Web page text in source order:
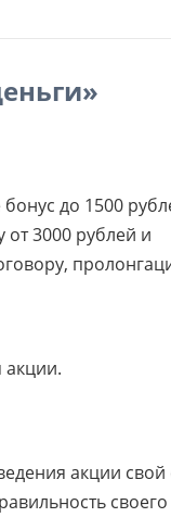
до 1500
3000 рублей и
акции.
акции свой
своего